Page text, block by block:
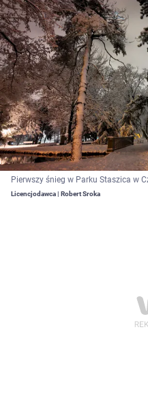
Pierwszy śnieg w Parku Staszica w
Licencjodawca | Robert Sroka